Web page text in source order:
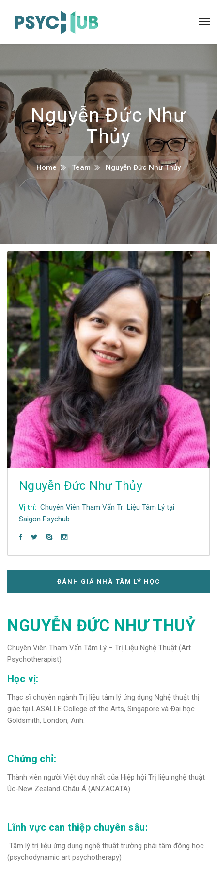
Nguyễn Đức Như
Thủy
Home Team Nguyễn Đức Như Thủy
Nguyễn Đức Như Thủy
Vị trí: Chuyên Viên Tham Vấn Trị Liệu Tâm Lý tại
Saigon Psychub
ĐÁNH GIÁ NHÀ TÂM LÝ HỌC
NGUYỄN ĐỨC NHƯ THUỶ
Chuyên Viên Tham Vấn Tâm Lý – Trị Liệu Nghệ Thuật (Art
Psychotherapist)
Học vị:
Thạc sĩ chuyên ngành Trị liệu tâm lý ứng dụng Nghệ thuật thị
giác tại LASALLE College of the Arts, Singapore và Đại học
Goldsmith, London, Anh.
Chứng chỉ:
Thành viên người Việt duy nhất của Hiệp hội Trị liệu nghệ thuật
Úc-New Zealand-Châu Á (ANZACATA)
Lĩnh vực can thiệp chuyên sâu:
Tâm lý trị liệu ứng dụng nghệ thuật trường phái tâm động học
(psychodynamic art psychotherapy)